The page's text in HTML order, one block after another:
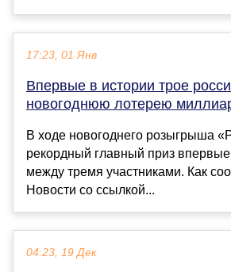
17:23, 01 Янв
Впервые в истории трое
новогоднюю лотерею
В ходе новогоднего розыгрыша
рекордный главный приз
между тремя участниками. Как
Новости со ссылкой...
04:23, 19 Дек